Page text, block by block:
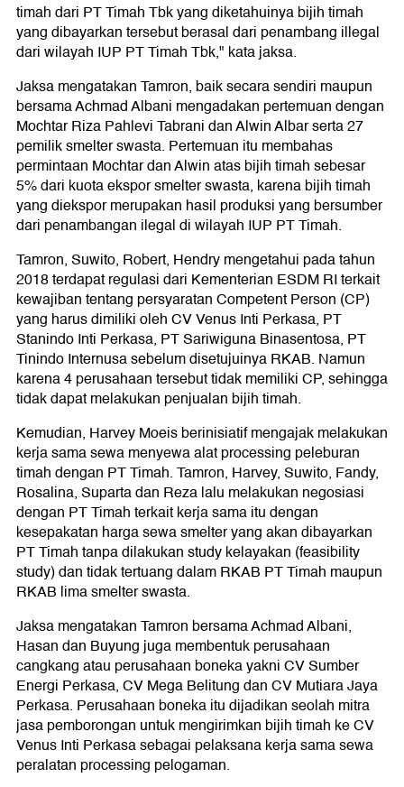
timah dari PT Timah Tbk yang diketahuinya bijih timah
yang dibayarkan tersebut berasal dari penambang illegal
dari wilayah IUP PT Timah Tbk," kata jaksa.
Jaksa mengatakan Tamron, baik secara sendiri maupun
bersama Achmad Albani mengadakan pertemuan dengan
Mochtar Riza Pahlevi Tabrani dan Alwin Albar serta 27
pemilik smelter swasta. Pertemuan itu membahas
permintaan Mochtar dan Alwin atas bijih timah sebesar
5% dari kuota ekspor smelter swasta, karena bijih timah
yang diekspor merupakan hasil produksi yang bersumber
dari penambangan ilegal di wilayah IUP PT Timah.
Tamron, Suwito, Robert, Hendry mengetahui pada tahun
2018 terdapat regulasi dari Kementerian ESDM RI terkait
kewajiban tentang persyaratan Competent Person (CP)
yang harus dimiliki oleh CV Venus Inti Perkasa, PT
Stanindo Inti Perkasa, PT Sariwiguna Binasentosa, PT
Tinindo Internusa sebelum disetujuinya RKAB. Namun
karena 4 perusahaan tersebut tidak memiliki CP, sehingga
tidak dapat melakukan penjualan bijih timah.
Kemudian, Harvey Moeis berinisiatif mengajak melakukan
kerja sama sewa menyewa alat processing peleburan
timah dengan PT Timah. Tamron, Harvey, Suwito, Fandy,
Rosalina, Suparta dan Reza lalu melakukan negosiasi
dengan PT Timah terkait kerja sama itu dengan
kesepakatan harga sewa smelter yang akan dibayarkan
PT Timah tanpa dilakukan study kelayakan (feasibility
study) dan tidak tertuang dalam RKAB PT Timah maupun
RKAB lima smelter swasta.
Jaksa mengatakan Tamron bersama Achmad Albani,
Hasan dan Buyung juga membentuk perusahaan
cangkang atau perusahaan boneka yakni CV Sumber
Energi Perkasa, CV Mega Belitung dan CV Mutiara Jaya
Perkasa. Perusahaan boneka itu dijadikan seolah mitra
jasa pemborongan untuk mengirimkan bijih timah ke CV
Venus Inti Perkasa sebagai pelaksana kerja sama sewa
peralatan processing pelogaman.